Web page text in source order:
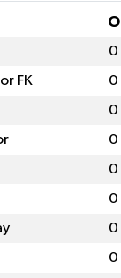
O
0
FK 0
0
0
0
0
0
0